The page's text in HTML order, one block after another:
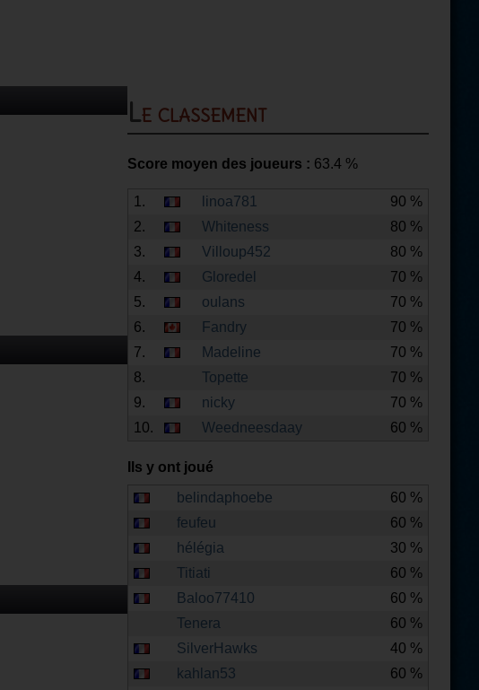
Le classement
Score moyen des joueurs : 63.4 %
1. linoa781
90 %
2.
Whiteness
80 %
3.
Villoup452
80 %
4.
Gloredel
70 %
5.
oulans
70 %
6.
Fandry
70 %
7.
Madeline
70 %
8.
Topette
70 %
9.
nicky
70 %
10.
Weedneesdaay 60 %
Ils y ont joué
belindaphoebe
60 %
feufeu
60 %
hélégia
30 %
Titiati
60 %
Baloo77410
60 %
Tenera
60 %
SilverHawks
40 %
kahlan53
60 %